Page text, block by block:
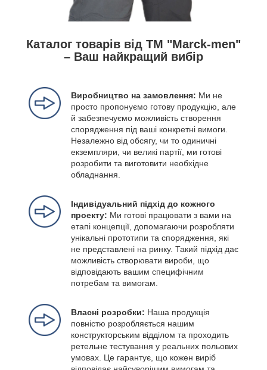
Каталог товарів від ТМ "Marck-men"
– Ваш найкращий вибір
Виробництво на замовлення: Ми не
просто пропонуємо готову продукцію, але
й забезпечуємо можливість створення
спорядження під ваші конкретні вимоги.
Незалежно від обсягу, чи то одиничні
екземпляри, чи великі партії, ми готові
розробити та виготовити необхідне
обладнання.
Індивідуальний підхід до кожного
проекту: Ми готові працювати з вами на
етапі концепції, допомагаючи розробляти
унікальні прототипи та спорядження, які
не представлені на ринку. Такий підхід дає
можливість створювати вироби, що
відповідають вашим специфічним
потребам та вимогам.
Власні розробки: Наша продукція
повністю розробляється нашим
конструкторським відділом та проходить
ретельне тестування у реальних польових
умовах. Це гарантує, що кожен виріб